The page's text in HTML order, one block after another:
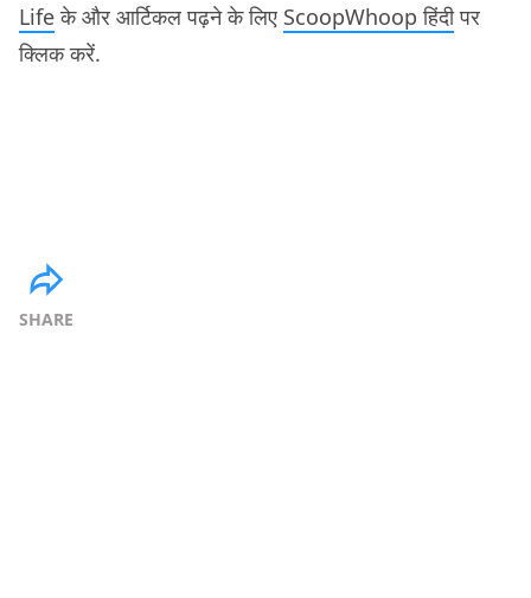
Lifeके और आर्टिकल पढ़ने के लिए ScoopWhoop हिंदीपर
क्लिक करें.
SHARE